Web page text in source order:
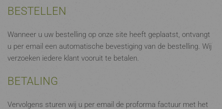
BESTELLEN
Wanneer u uw bestelling op onze site heeft geplaatst, ontvangt
u per email een automatische bevestiging van de bestelling. Wij
verzoeken iedere klant vooruit te betalen.
BETALING
Vervolgens sturen wij u per email de proforma factuur met het